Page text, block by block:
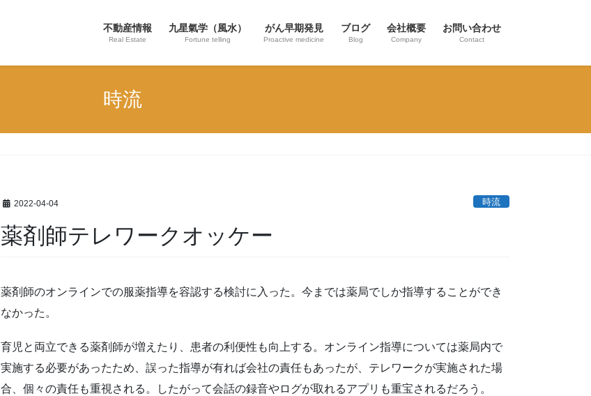
不動産情報
Real Estate
九星氣学（風水）
Fortune telling
がん早期発見
Proactive medicine
ブログ
Blog
会社概要
Company
お問い合わせ
Contact
時流
2022-04-04 時流
薬剤師テレワークオッケー
薬剤師のオンラインでの服薬指導を容認する検討に入った。今までは薬局でしか指導することができ
なかった。
育児と両立できる薬剤師が増えたり、患者の利便性も向上する。オンライン指導については薬局内で
実施する必要があったため、誤った指導が有れば会社の責任もあったが、テレワークが実施された場
合、個々の責任も重視される。したがって会話の録音やログが取れるアプリも重宝されるだろう。